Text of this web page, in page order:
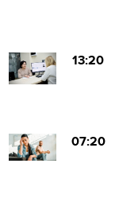
13:20
07:20